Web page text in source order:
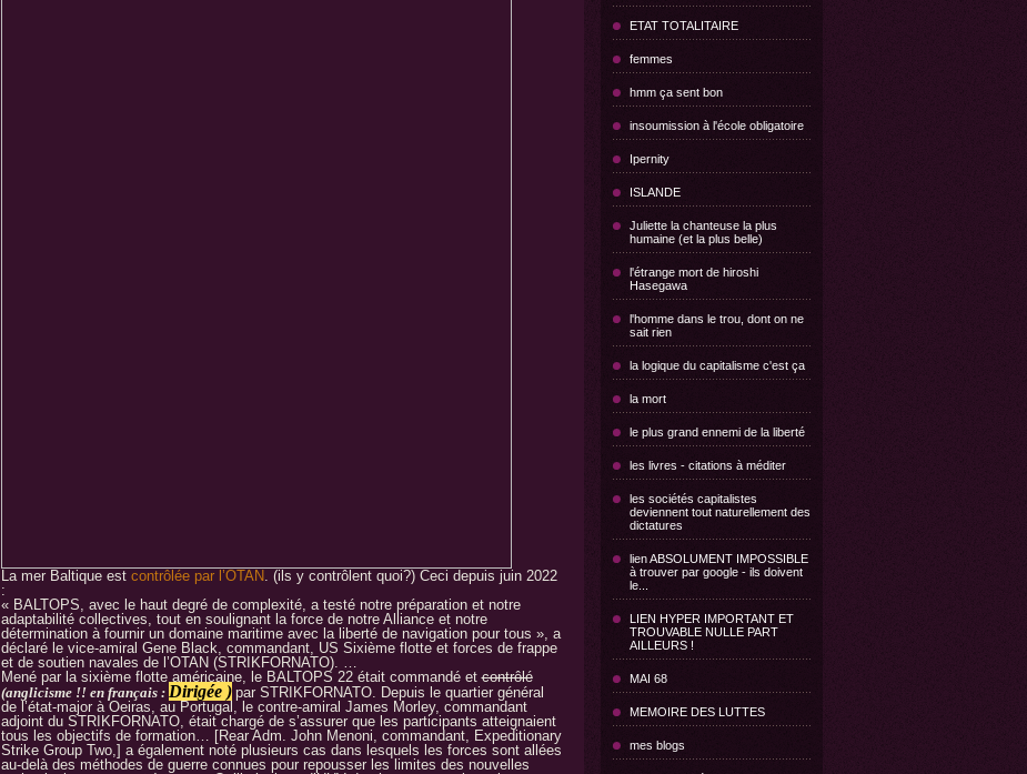
ETAT TOTALITAIRE
femmes
hmm ça sent bon
insoumission à l'école obligatoire
Ipernity
ISLANDE
Juliette la chanteuse la plus
humaine (et la plus belle)
l'étrange mort de hiroshi
Hasegawa
l'homme dans le trou, dont on ne
sait rien
la logique du capitalisme c'est ça
la mort
le plus grand ennemi de la liberté
les livres - citations à méditer
les sociétés capitalistes
deviennent tout naturellement des
dictatures
lien ABSOLUMENT IMPOSSIBLE
à trouver par google - ils doivent
le...
LIEN HYPER IMPORTANT ET
TROUVABLE NULLE PART
AILLEURS !
MAI 68
MEMOIRE DES LUTTES
mes blogs
La mer Baltique est contrôlée par l’OTAN. (ils y contrôlent quoi?) Ceci depuis juin 2022
:
« BALTOPS, avec le haut degré de complexité, a testé notre préparation et notre
adaptabilité collectives, tout en soulignant la force de notre Alliance et notre
détermination à fournir un domaine maritime avec la liberté de navigation pour tous », a
déclaré le vice-amiral Gene Black, commandant, US Sixième flotte et forces de frappe
et de soutien navales de l’OTAN (STRIKFORNATO). …
Mené par la sixième flotte américaine, le BALTOPS 22 était commandé etcontrôlé
(anglicisme !! en français : Dirigée ) par STRIKFORNATO. Depuis le quartier général
de l’état-major à Oeiras, au Portugal, le contre-amiral James Morley, commandant
adjoint du STRIKFORNATO, était chargé de s’assurer que les participants atteignaient
tous les objectifs de formation… [Rear Adm. John Menoni, commandant, Expeditionary
Strike Group Two,] a également noté plusieurs cas dans lesquels les forces sont allées
au-delà des méthodes de guerre connues pour repousser les limites des nouvelles